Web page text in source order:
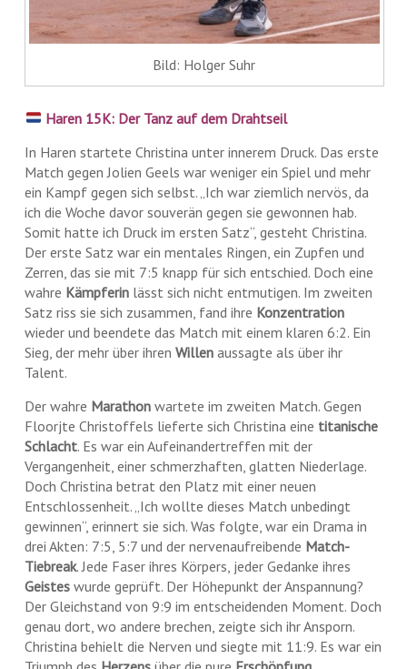
Bild: Holger Suhr
Haren 15K: Der Tanz auf dem Drahtseil
In Haren startete Christina unter innerem Druck. Das erste
Match gegen Jolien Geels war weniger ein Spiel und mehr
ein Kampf gegen sich selbst. „Ich war ziemlich nervös, da
ich die Woche davor souverän gegen sie gewonnen hab.
Somit hatte ich Druck im ersten Satz“, gesteht Christina.
Der erste Satz war ein mentales Ringen, ein Zupfen und
Zerren, das sie mit 7:5 knapp für sich entschied. Doch eine
wahre Kämpferin lässt sich nicht entmutigen. Im zweiten
Satz riss sie sich zusammen, fand ihre Konzentration
wieder und beendete das Match mit einem klaren 6:2. Ein
Sieg, der mehr über ihrenWillen aussagte als über ihr
Talent.
Der wahre Marathon wartete im zweiten Match. Gegen
Floorjte Christoffels lieferte sich Christina eine titanische
Schlacht. Es war ein Aufeinandertreffen mit der
Vergangenheit, einer schmerzhaften, glatten Niederlage.
Doch Christina betrat den Platz mit einer neuen
Entschlossenheit. „Ich wollte dieses Match unbedingt
gewinnen“, erinnert sie sich. Was folgte, war ein Drama in
drei Akten: 7:5, 5:7 und der nervenaufreibende Match-
Tiebreak. Jede Faser ihres Körpers, jeder Gedanke ihres
Geistes wurde geprüft. Der Höhepunkt der Anspannung?
Der Gleichstand von 9:9 im entscheidenden Moment. Doch
genau dort, wo andere brechen, zeigte sich ihr Ansporn.
Christina behielt die Nerven und siegte mit 11:9. Es war ein